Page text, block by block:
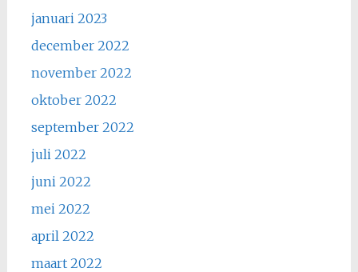
januari 2023
december 2022
november 2022
oktober 2022
september 2022
juli 2022
juni 2022
mei 2022
april 2022
maart 2022